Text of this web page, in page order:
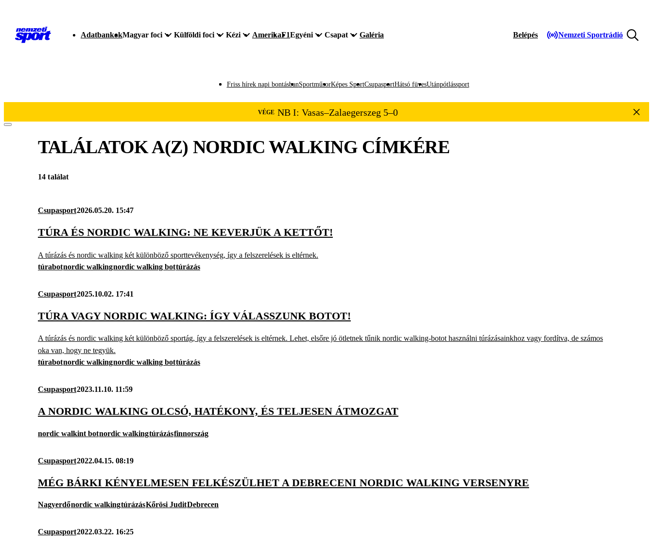
AdatbankokMagyar foci Külföldi foci Kézi AmerikaF1Egyéni Csapat Galéria Belépés Nemzeti Sportrádió
Friss hírek napi bontásbanSportműsorKépes SportCsupasportHátsó füvesUtánpótlássport
VÉGE NB I: Vasas–Zalaegerszeg 5–0
TALÁLATOK A(Z) NORDIC WALKINGCÍMKÉRE
14 találat
Csupasport2026.05.20. 15:47
TÚRA ÉS NORDIC WALKING: NE KEVERJÜK A KETTŐT!
A túrázás és nordic walking két különböző sporttevékenység, így a felszerelések is eltérnek.
túrabotnordic walkingnordic walking bottúrázás
Csupasport2025.10.02. 17:41
TÚRA VAGY NORDIC WALKING: ÍGY VÁLASSZUNK BOTOT!
A túrázás és nordic walking két különböző sportág, így a felszerelések is eltérnek. Lehet, elsőre jó ötletnek tűnik nordic walking-botot használni túrázásainkhoz vagy fordítva, de számos
oka van, hogy ne tegyük.
túrabotnordic walkingnordic walking bottúrázás
Csupasport2023.11.10. 11:59
A NORDIC WALKING OLCSÓ, HATÉKONY, ÉS TELJESEN ÁTMOZGAT
nordic walkint botnordic walkingtúrázásfinnország
Csupasport2022.04.15. 08:19
MÉG BÁRKI KÉNYELMESEN FELKÉSZÜLHET A DEBRECENI NORDIC WALKING VERSENYRE
Nagyerdőnordic walkingtúrázásKőrösi JuditDebrecen
Csupasport2022.03.22. 16:25